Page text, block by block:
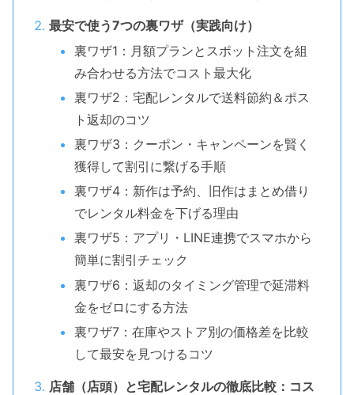
最安で使う7つの裏ワザ（実践向け）
裏ワザ1：月額プランとスポット注文を組
み合わせる方法でコスト最大化
裏ワザ2：宅配レンタルで送料節約＆ポス
ト返却のコツ
裏ワザ3：クーポン・キャンペーンを賢く
獲得して割引に繋げる手順
裏ワザ4：新作は予約、旧作はまとめ借り
でレンタル料金を下げる理由
裏ワザ5：アプリ・LINE連携でスマホから
簡単に割引チェック
裏ワザ6：返却のタイミング管理で延滞料
金をゼロにする方法
裏ワザ7：在庫やストア別の価格差を比較
して最安を見つけるコツ
店舗（店頭）と宅配レンタルの徹底比較：コス